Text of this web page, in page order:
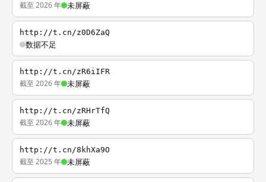
截至 2026 年 未屏蔽
http://t.cn/z0D6ZaQ
数据不足
http://t.cn/zR6iIFR
截至 2026 年 未屏蔽
http://t.cn/zRHrTfQ
截至 2026 年 未屏蔽
http://t.cn/8khXa9O
截至 2025 年 未屏蔽